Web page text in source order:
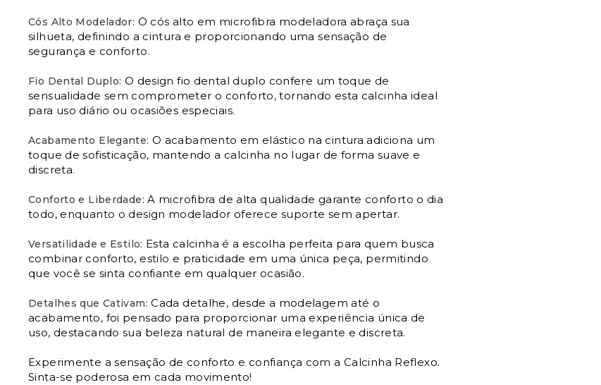
Cós Alto Modelador: O cós alto em microfibra modeladora abraça sua
silhueta, definindo a cintura e proporcionando uma sensação de
segurança e conforto.
Fio Dental Duplo: O design fio dental duplo confere um toque de
sensualidade sem comprometer o conforto, tornando esta calcinha ideal
para uso diário ou ocasiões especiais.
Acabamento Elegante: O acabamento em elástico na cintura adiciona um
toque de sofisticação, mantendo a calcinha no lugar de forma suave e
discreta.
Conforto e Liberdade: A microfibra de alta qualidade garante conforto o dia
todo, enquanto o design modelador oferece suporte sem apertar.
Versatilidade e Estilo: Esta calcinha é a escolha perfeita para quem busca
combinar conforto, estilo e praticidade em uma única peça, permitindo
que você se sinta confiante em qualquer ocasião.
Detalhes que Cativam: Cada detalhe, desde a modelagem até o
acabamento, foi pensado para proporcionar uma experiência única de
uso, destacando sua beleza natural de maneira elegante e discreta.
Experimente a sensação de conforto e confiança com a Calcinha Reflexo.
Sinta-se poderosa em cada movimento!